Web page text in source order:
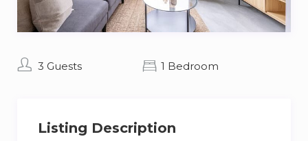
3 Guests 1 Bedroom
Listing Description